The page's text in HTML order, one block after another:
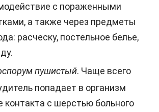
с пораженными
а также через предметы
расческу, постельное белье,
пушистый. Чаще всего
попадает в организм
контакта с шерстью больного